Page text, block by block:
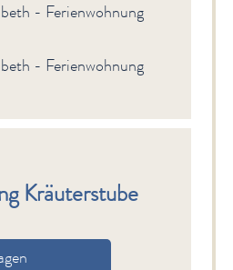
Kräuterstube